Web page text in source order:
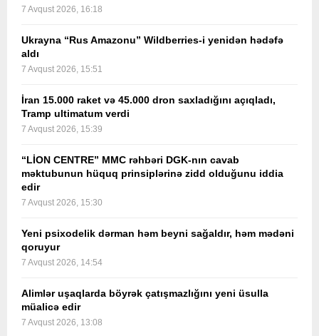
7 Avqust 2026, 16:18
Ukrayna “Rus Amazonu” Wildberries-i yenidən hədəfə
aldı
7 Avqust 2026, 15:51
İran 15.000 raket və 45.000 dron saxladığını açıqladı,
Tramp ultimatum verdi
7 Avqust 2026, 15:39
“LİON CENTRE” MMC rəhbəri DGK-nın cavab
məktubunun hüquq prinsiplərinə zidd olduğunu iddia
edir
7 Avqust 2026, 15:30
Yeni psixodelik dərman həm beyni sağaldır, həm mədəni
qoruyur
7 Avqust 2026, 14:54
Alimlər uşaqlarda böyrək çatışmazlığını yeni üsulla
müalicə edir
7 Avqust 2026, 13:08